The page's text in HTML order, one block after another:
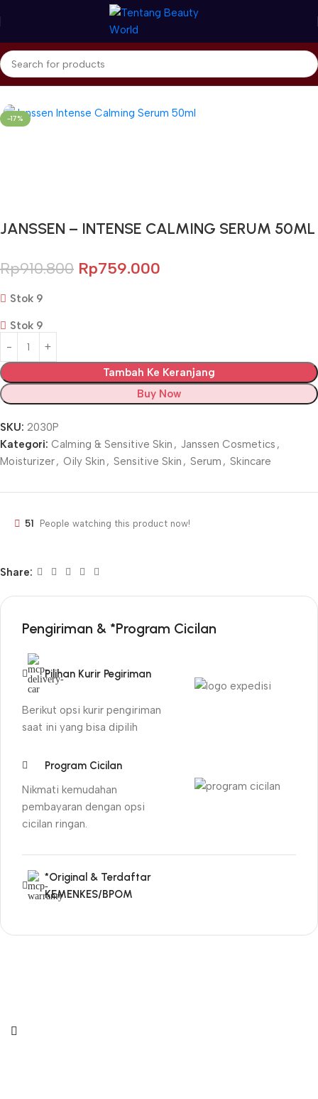
Beranda Janssen Cosmetics Serum
-17%
JANSSEN – INTENSE CALMING SERUM 50ML
Rp910.800 Rp759.000
Stok 9
Stok 9
Tambah Ke Keranjang
Buy Now
SKU: 2030P
Kategori: Calming & Sensitive Skin , Janssen Cosmetics ,
Moisturizer, Oily Skin , Sensitive Skin , Serum , Skincare
51 People watching this product now!
Share:
Pengiriman & *Program Cicilan
Pilihan Kurir Pegiriman
Berikut opsi kurir pengiriman
saat ini yang bisa dipilih
Program Cicilan
Nikmati kemudahan
pembayaran dengan opsi
cicilan ringan.
*Original & Terdaftar
KEMENKES/BPOM